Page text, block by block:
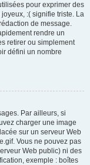
pour exprimer des
:( signifie triste. La
de message.
rendre un
retirer ou simplement
défini un nombre
Par ailleurs, si
charger une image
sur un serveur Web
Vous ne pouvez pas
Web public) ni des
exemple : boîtes